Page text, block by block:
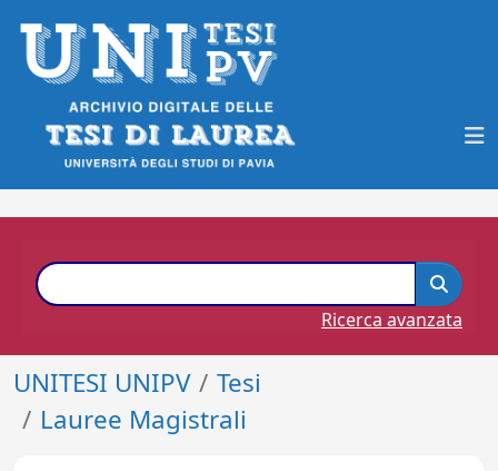
Ricerca avanzata
UNITESI UNIPV
Tesi
Lauree Magistrali